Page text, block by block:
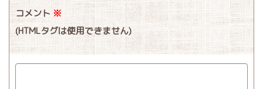
コメント※
(HTMLタグは使用できません)